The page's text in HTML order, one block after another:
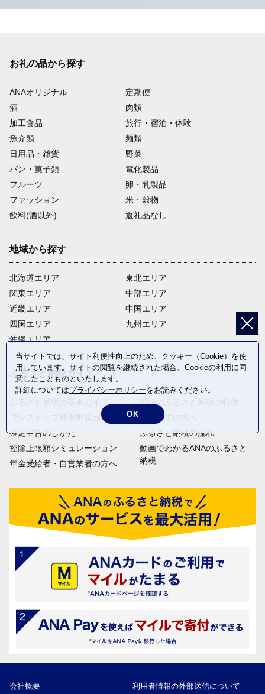
お礼の品から探す
ANAオリジナル
定期便
酒
肉類
加工食品
旅行・宿泊・体験
魚介類
麺類
日用品・雑貨
野菜
パン・菓子類
電化製品
フルーツ
卵・乳製品
ファッション
米・穀物
飲料(酒以外)
返礼品なし
地域から探す
北海道エリア
関東エリア
近畿エリア
四国エリア
沖縄エリア
東北エリア
中部エリア
中国エリア
九州エリア
ふるさと納税ガイド
ふるさと納税の基本ガイド
ワンストップ特例制度ガイド
確定申告のしかた
控除上限額シミュレーション
年金受給者・自営業者の方へ
ANAのふるさと納税の特徴
はじめての方へ
ふるさと納税の流れ
動画でわかるANAのふるさと
納税
会社概要 利用者情報の外部送信について
当サイトでは、サイト利便性向上のため、クッキー（Cookie）を使
用しています。サイトの閲覧を継続された場合、Cookieの利用に同
意したことものといたします。
詳細についてはプライバシーポリシーをお読みください。
OK